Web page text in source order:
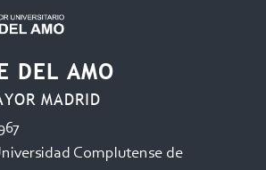
DEL AMO
MADRID
Complutense de